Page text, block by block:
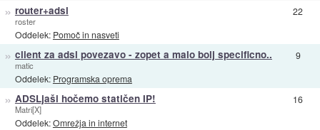
» router+adsl
roster
Oddelek: Pomoč in nasveti
22
» client za adsl povezavo - zopet a malo bolj specificno..
matic
Oddelek: Programska oprema
9
» ADSLjaši hočemo statičen IP!
Matri[X]
Oddelek:Omrežja in internet
16